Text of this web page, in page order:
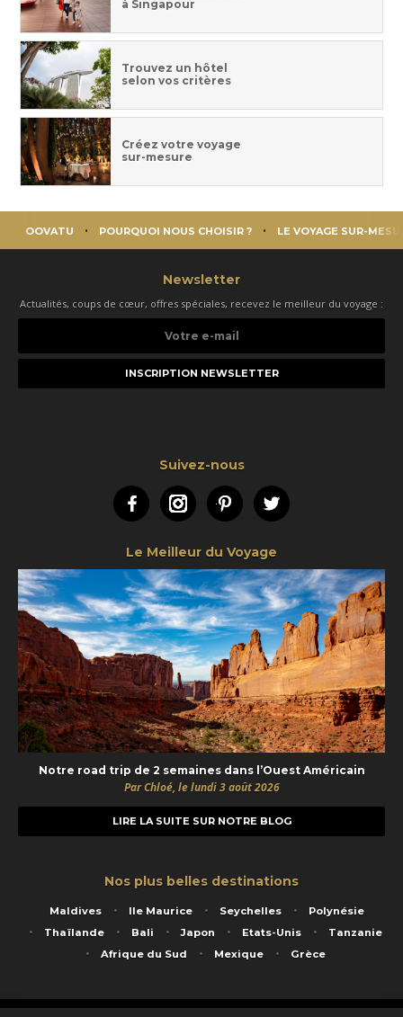
à Singapour
Trouvez un hôtel
selon vos critères
Créez votre voyage
sur-mesure
OOVATU POURQUOI NOUS CHOISIR ? LE VOYAGE SUR-
Newsletter
Actualités, coups de cœur, offres spéciales, recevez le meilleur du voyage :
e-
Suivez-nous
FacebookInstagramPinterestTwitter
Le Meilleur du Voyage
Notre road trip de 2 semaines dans l’Ouest Américain
Par Chloé, le lundi 3 août 2026
LIRE LA SUITE SUR NOTRE BLOG
Nos plus belles destinations
Maldives Ile Maurice Seychelles
Polynésie
Thaïlande
Bali Japon Etats-Unis
Tanzanie
Afrique du Sud
Mexique Grèce